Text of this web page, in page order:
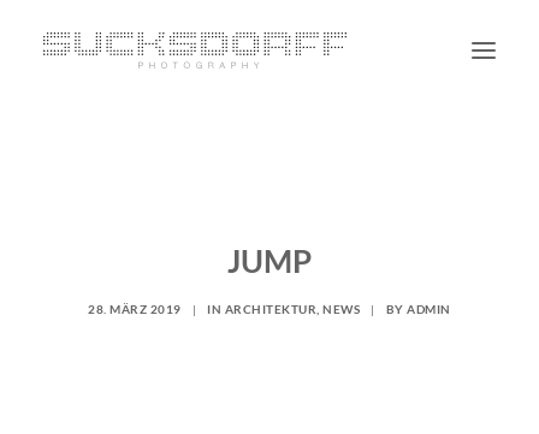
CONTACT
JUMP
28. MÄRZ 2019 | IN ARCHITEKTUR ,NEWS | BYADMIN